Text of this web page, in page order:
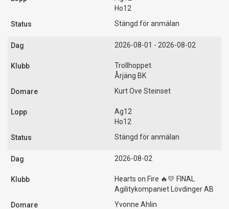
Ho12
Stängd för anmälan
2026-08-01 - 2026-08-02
Trollhoppet
Årjäng BK
Kurt Ove Steinset
Ag12
Ho12
Stängd för anmälan
2026-08-02
Hearts on Fire 🔥💛 FINAL
Agilitykompaniet Lövdinger AB
Yvonne Ahlin